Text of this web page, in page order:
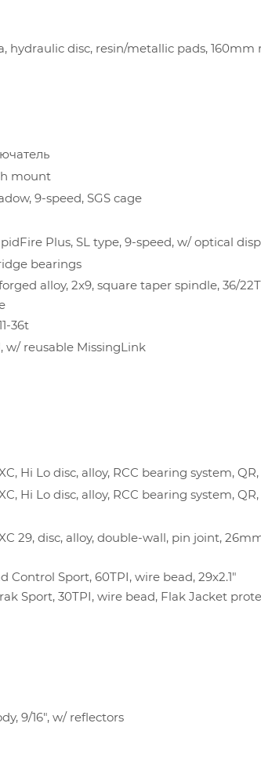
hydraulic disc, resin/metallic pads, 160mm
mount
9-speed, SGS cage
Plus, SL type, 9-speed, w/ optical
bearings
alloy, 2x9, square taper spindle, 36/
36t
w/ reusable MissingLink
Hi Lo disc, alloy, RCC bearing system,
Hi Lo disc, alloy, RCC bearing system, QR,
29, disc, alloy, double-wall, pin joint,
Control Sport, 60TPI, wire bead, 29x2.1"
Sport, 30TPI, wire bead, Flak Jacket
9/16", w/ reflectors